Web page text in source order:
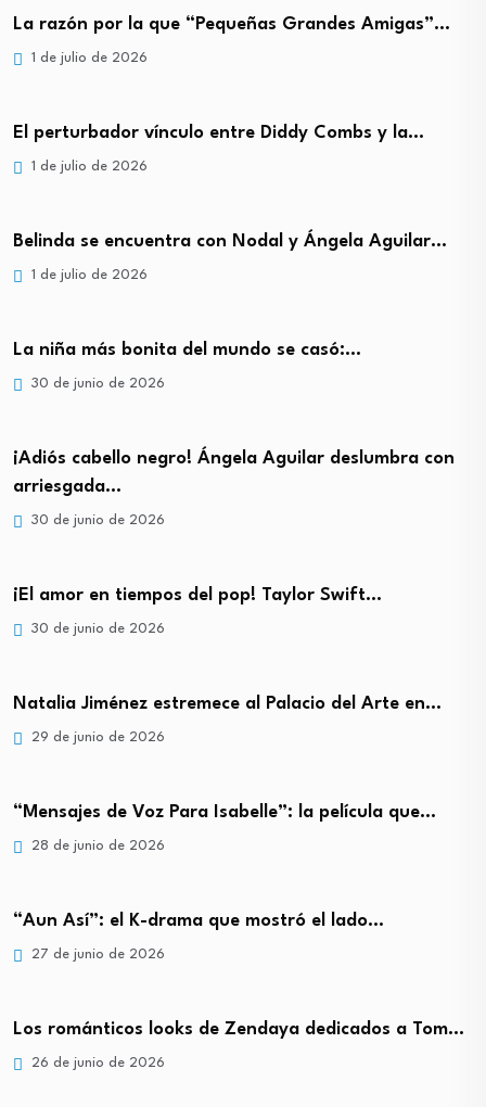
La razón por la que “Pequeñas Grandes Amigas”…
1 de julio de 2026
El perturbador vínculo entre Diddy Combs y la…
1 de julio de 2026
Belinda se encuentra con Nodal y Ángela Aguilar…
1 de julio de 2026
La niña más bonita del mundo se casó:…
30 de junio de 2026
¡Adiós cabello negro! Ángela Aguilar deslumbra con
arriesgada…
30 de junio de 2026
¡El amor en tiempos del pop! Taylor Swift…
30 de junio de 2026
Natalia Jiménez estremece al Palacio del Arte en…
29 de junio de 2026
“Mensajes de Voz Para Isabelle”: la película que…
28 de junio de 2026
“Aun Así”: el K-drama que mostró el lado…
27 de junio de 2026
Los románticos looks de Zendaya dedicados a Tom…
26 de junio de 2026